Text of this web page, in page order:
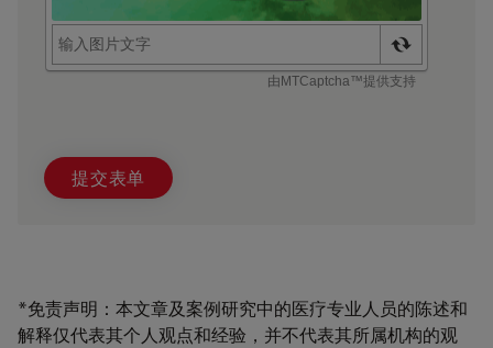
提交表单
*免责声明：本文章及案例研究中的医疗专业人员的陈述和
解释仅代表其个人观点和经验，并不代表其所属机构的观